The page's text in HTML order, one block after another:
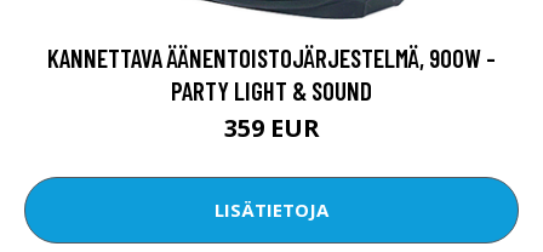
KANNETTAVA ÄÄNENTOISTOJÄRJESTELMÄ, 900W -
PARTY LIGHT & SOUND
359 EUR
LISÄTIETOJA